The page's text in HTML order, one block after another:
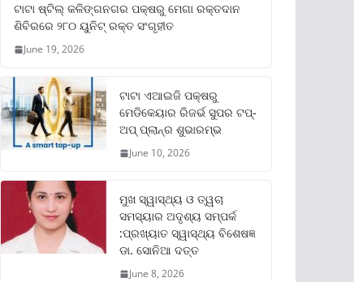
ଟାଟା ଷ୍ଟିଲ୍‌ କଳିଙ୍ଗନଗର ପକ୍ଷରୁ ମେଗା ରକ୍ତଦାନ
ଶିବିରରେ ୨୮୦ ୟୁନିଟ୍‌ ରକ୍ତ ସଂଗୃହୀତ
June 19, 2026
ଟାଟା ଏଆଇଜି ପକ୍ଷରୁ
ମେଡିକେୟାର ରିଜର୍ଭ ସୁପର ଟପ୍‌-
ଅପ୍ ପ୍ଲାନ୍‌ର ଶୁଭାରମ୍ଭ
June 10, 2026
ମୁଖ ସ୍ୱାସ୍ଥ୍ୟ ଓ ତ୍ୱଚା
ସମସ୍ୟାର ଅଦୃଶ୍ୟ ସମ୍ପର୍କ
:ପ୍ରଖ୍ୟାତ ସ୍ୱାସ୍ଥ୍ୟ ବିଶେଷଜ୍ଞ
ଡା. ସୋନିଆ ଦତ୍ତ
June 8, 2026